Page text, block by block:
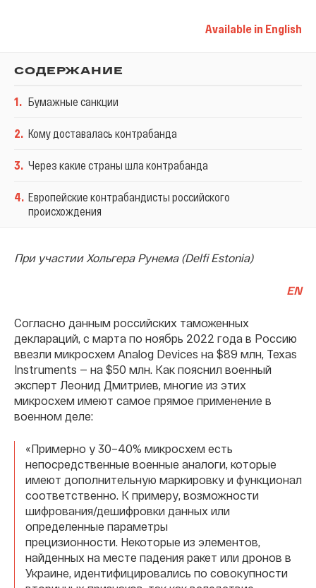
Available in English
СОДЕРЖАНИЕ
1. Бумажные санкции
2. Кому доставалась контрабанда
3. Через какие страны шла контрабанда
4. Европейские контрабандисты российского
происхождения
При участии Хольгера Рунема (Delfi Estonia)
EN
Согласно данным российских таможенных
деклараций, с марта по ноябрь 2022 года в Россию
ввезли микросхем Analog Devices на $89 млн, Texas
Instruments — на $50 млн. Как пояснил военный
эксперт Леонид Дмитриев, многие из этих
микросхем имеют самое прямое применение в
военном деле:
«Примерно у 30–40% микросхем есть
непосредственные военные аналоги, которые
имеют дополнительную маркировку и функционал
соответственно. К примеру, возможности
шифрования/дешифровки данных или
определенные параметры
прецизионности. Некоторые из элементов,
найденных на месте падения ракет или дронов в
Украине, идентифицировались по совокупности